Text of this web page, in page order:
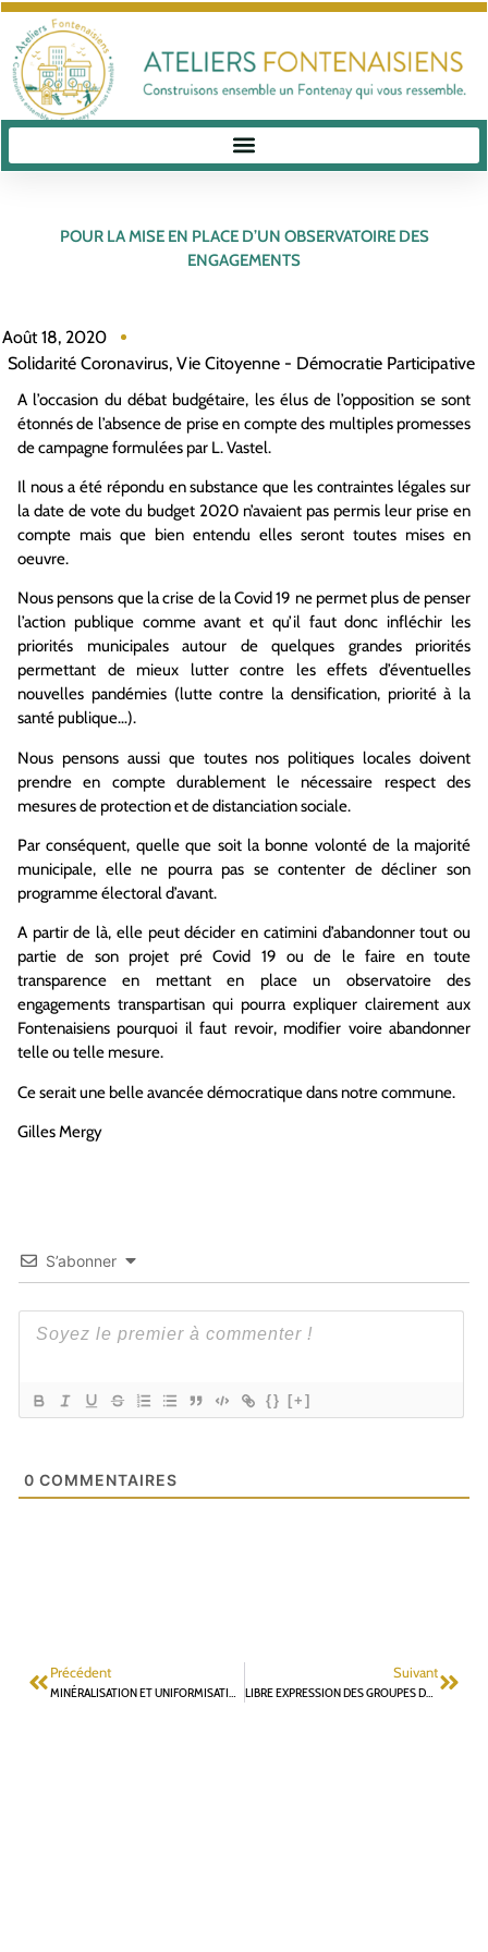
POUR LA MISE EN PLACE D’UN OBSERVATOIRE DES
ENGAGEMENTS
Août 18, 2020
Solidarité Coronavirus, Vie Citoyenne - Démocratie Participative
A l’occasion du débat budgétaire, les élus de l’opposition se sont
étonnés de l’absence de prise en compte des multiples promesses
de campagne formulées par L. Vastel.
Il nous a été répondu en substance que les contraintes légales sur
la date de vote du budget 2020 n’avaient pas permis leur prise en
compte mais que bien entendu elles seront toutes mises en
oeuvre.
Nous pensons que la crise de la Covid 19 ne permet plus de penser
l’action publique comme avant et qu’il faut donc infléchir les
priorités municipales autour de quelques grandes priorités
permettant de mieux lutter contre les effets d’éventuelles
nouvelles pandémies (lutte contre la densification, priorité à la
santé publique…).
Nous pensons aussi que toutes nos politiques locales doivent
prendre en compte durablement le nécessaire respect des
mesures de protection et de distanciation sociale.
Par conséquent, quelle que soit la bonne volonté de la majorité
municipale, elle ne pourra pas se contenter de décliner son
programme électoral d’avant.
A partir de là, elle peut décider en catimini d’abandonner tout ou
partie de son projet pré Covid 19 ou de le faire en toute
transparence en mettant en place un observatoire des
engagements transpartisan qui pourra expliquer clairement aux
Fontenaisiens pourquoi il faut revoir, modifier voire abandonner
telle ou telle mesure.
Ce serait une belle avancée démocratique dans notre commune.
Gilles Mergy
S’abonner
{} [+]
0 COMMENTAIRES
Précédent Suivant
LIBRE EXPRESSION DES GROUPES DE L’OPPOSITION